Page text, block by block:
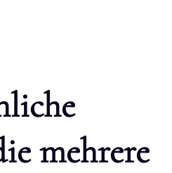
mehrere